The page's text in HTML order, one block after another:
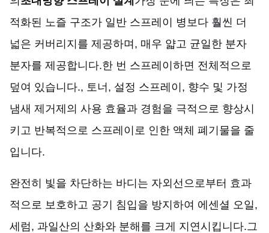
적화된 노즐 구조가 일반 스프레이 병보다 훨씬 더
넓은 커버리지를 제공하며, 매우 얇고 균일한 분자
분자를 제공합니다.한 번 스프레이하면 전체적으로
덮여 있습니다., 토너, 설정 스프레이, 향수 및 가정
냄새 제거제의 사용 효율과 경험을 극적으로 향상시
키고 반복적으로 스프레이로 인한 액체 폐기물을 줄
입니다.
완전히 빛을 차단하는 바디는 자외선으로부터 효과
적으로 보호하고 공기 침입을 방지하여 에센셜 오일,
세럼, 과일산의 산화와 분해를 크게 지연시킵니다.그